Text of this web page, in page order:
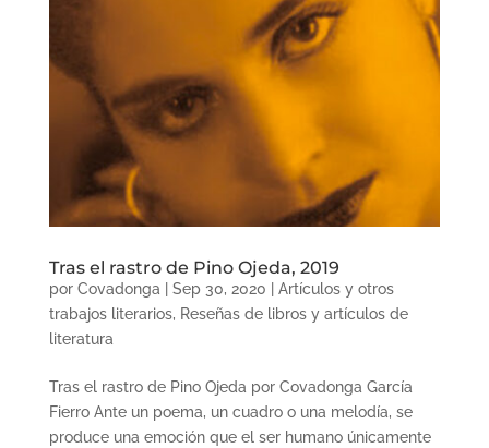
Tras el rastro de Pino Ojeda, 2019
por Covadonga| Sep 30, 2020
Artículos y otros
trabajos literarios, Reseñas de libros y artículos de
literatura
Tras el rastro de Pino Ojeda por Covadonga García
Fierro Ante un poema, un cuadro o una melodía, se
produce una emoción que el ser humano únicamente